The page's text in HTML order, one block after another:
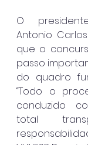
O
Antonio
que o
passo
do quadro
“Todo o
conduzido
total